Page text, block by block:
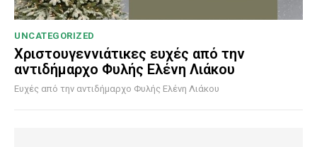
UNCATEGORIZED
Χριστουγεννιάτικες ευχές από την
αντιδήμαρχο Φυλής Ελένη Λιάκου